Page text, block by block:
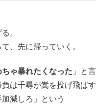
。
、先に帰っていく。
ちゃ暴れたくなった 」と
は千尋が嵩を投げ飛ばす
減しろ」という